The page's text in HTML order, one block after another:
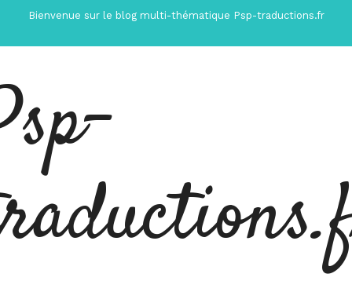
contenu
Bienvenue sur le blog multi-thématique Psp-traductions.fr